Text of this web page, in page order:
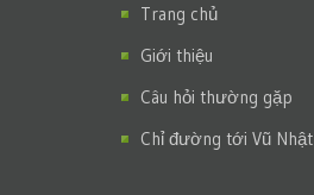
Trang chủ
Giới thiệu
Câu hỏi thường gặp
Chỉ đường tới Vũ Nhật